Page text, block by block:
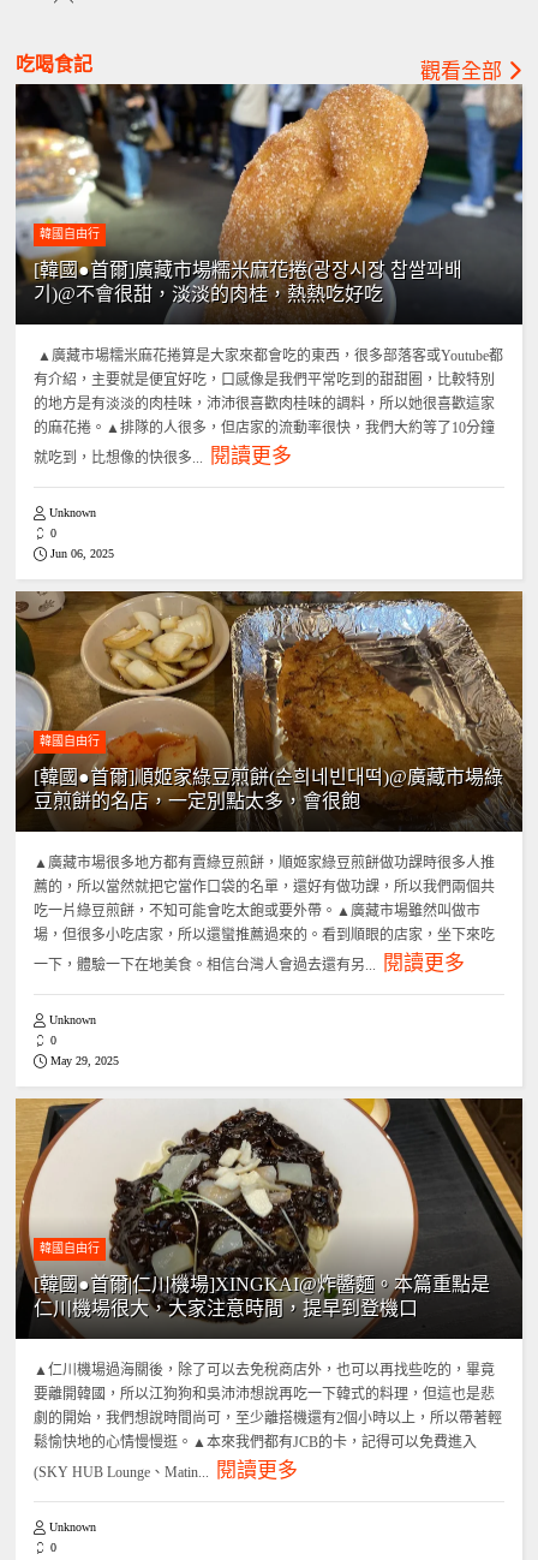
吃喝食記 觀看全部
韓國自由行
[韓國●首爾]廣藏市場糯米麻花捲(광장시장 찹쌀꽈배
기)@不會很甜，淡淡的肉桂，熱熱吃好吃
▲廣藏市場糯米麻花捲算是大家來都會吃的東西，很多部落客或Youtube都
有介紹，主要就是便宜好吃，口感像是我們平常吃到的甜甜圈，比較特別
的地方是有淡淡的肉桂味，沛沛很喜歡肉桂味的調料，所以她很喜歡這家
的麻花捲。▲排隊的人很多，但店家的流動率很快，我們大約等了10分鐘
就吃到，比想像的快很多...
閱讀更多
Unknown
0
Jun 06, 2025
韓國自由行
[韓國●首爾]順姬家綠豆煎餅(순희네빈대떡)@廣藏市場綠
豆煎餅的名店，一定別點太多，會很飽
▲廣藏市場很多地方都有賣綠豆煎餅，順姬家綠豆煎餅做功課時很多人推
薦的，所以當然就把它當作口袋的名單，還好有做功課，所以我們兩個共
吃一片綠豆煎餅，不知可能會吃太飽或要外帶。▲廣藏市場雖然叫做市
場，但很多小吃店家，所以還蠻推薦過來的。看到順眼的店家，坐下來吃
一下，體驗一下在地美食。相信台灣人會過去還有另...
閱讀更多
Unknown
0
May 29, 2025
韓國自由行
[韓國●首爾|仁川機場]XINGKAI@炸醬麵。本篇重點是
仁川機場很大，大家注意時間，提早到登機口
▲仁川機場過海關後，除了可以去免稅商店外，也可以再找些吃的，畢竟
要離開韓國，所以江狗狗和吳沛沛想說再吃一下韓式的料理，但這也是悲
劇的開始，我們想說時間尚可，至少離搭機還有2個小時以上，所以帶著輕
鬆愉快地的心情慢慢逛。▲本來我們都有JCB的卡，記得可以免費進入
(SKY HUB Lounge、Matin...
閱讀更多
Unknown
0